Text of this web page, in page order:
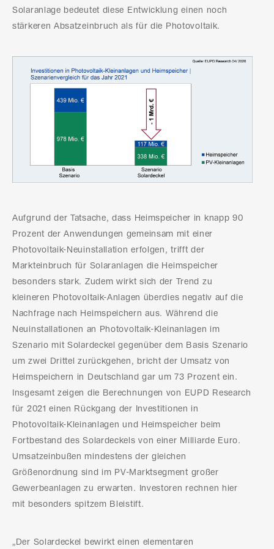
Solaranlage bedeutet diese Entwicklung einen noch
stärkeren Absatzeinbruch als für die Photovoltaik.
Aufgrund der Tatsache, dass Heimspeicher in knapp 90
Prozent der Anwendungen gemeinsam mit einer
Photovoltaik-Neuinstallation erfolgen, trifft der
Markteinbruch für Solaranlagen die Heimspeicher
besonders stark. Zudem wirkt sich der Trend zu
kleineren Photovoltaik-Anlagen überdies negativ auf die
Nachfrage nach Heimspeichern aus. Während die
Neuinstallationen an Photovoltaik-Kleinanlagen im
Szenario mit Solardeckel gegenüber dem Basis Szenario
um zwei Drittel zurückgehen, bricht der Umsatz von
Heimspeichern in Deutschland gar um 73 Prozent ein.
Insgesamt zeigen die Berechnungen von EUPD Research
für 2021 einen Rückgang der Investitionen in
Photovoltaik-Kleinanlagen und Heimspeicher beim
Fortbestand des Solardeckels von einer Milliarde Euro.
Umsatzeinbußen mindestens der gleichen
Größenordnung sind im PV-Marktsegment großer
Gewerbeanlagen zu erwarten. Investoren rechnen hier
mit besonders spitzem Bleistift.
„Der Solardeckel bewirkt einen elementaren